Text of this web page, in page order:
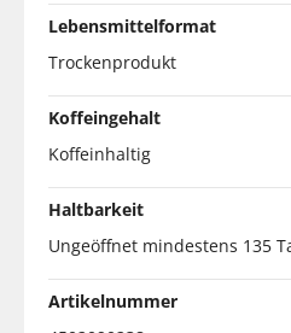
Lebensmittelformat
Trockenprodukt
Koffeingehalt
Koffeinhaltig
Haltbarkeit
Ungeöffnet mindestens 135
Artikelnummer